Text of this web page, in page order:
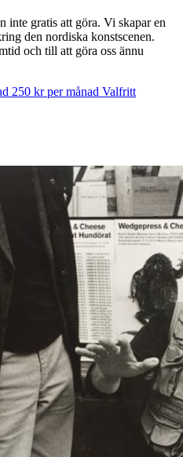
inte gratis att göra. Vi skapar en
den nordiska konstscenen.
och till att göra oss ännu
250 kr per månad Valfritt